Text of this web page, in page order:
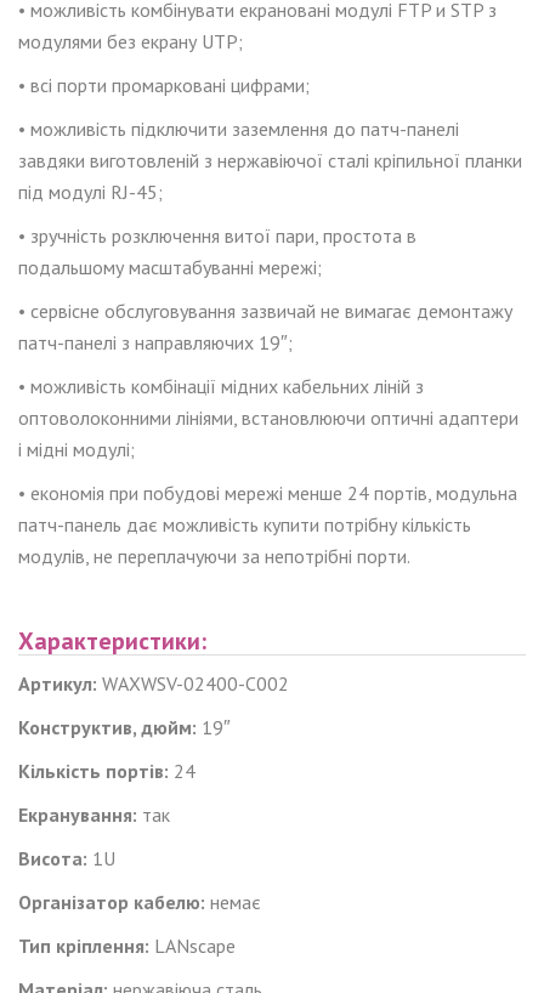
• можливість комбінувати екрановані модулі FTP и STP з
модулями без екрану UTP;
• всі порти промарковані цифрами;
• можливість підключити заземлення до патч-панелі
завдяки виготовленій з нержавіючої сталі кріпильної планки
під модулі RJ-45;
• зручність розключення витої пари, простота в
подальшому масштабуванні мережі;
• сервісне обслуговування зазвичай не вимагає демонтажу
патч-панелі з направляючих 19″;
• можливість комбінації мідних кабельних ліній з
оптоволоконними лініями, встановлюючи оптичні адаптери
і мідні модулі;
• економія при побудові мережі менше 24 портів, модульна
патч-панель дає можливість купити потрібну кількість
модулів, не переплачуючи за непотрібні порти.
Характеристики:
Артикул: WAXWSV-02400-C002
Конструктив, дюйм: 19″
Кількість портів: 24
Екранування: так
Висота: 1U
Організатор кабелю: немає
Тип кріплення: LANscape